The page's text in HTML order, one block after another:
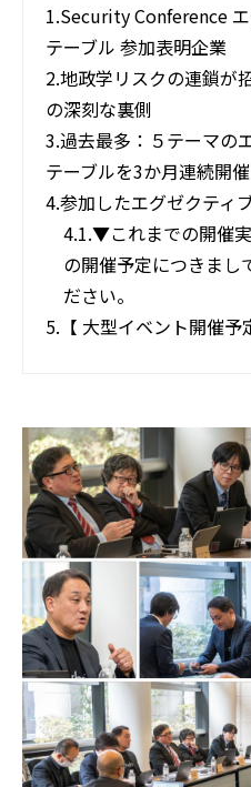
1.Security Conference
テーブル 参加表明企業
2.地政学リスクの連鎖が
の深刻な裏側
3.過去最多：５テーマの
テーブルを3か月連続開催
4.参加したエグゼクティ
4.1.▼これまでの開催
の開催予定につきまし
ださい。
5. 【 大型イベント開催予